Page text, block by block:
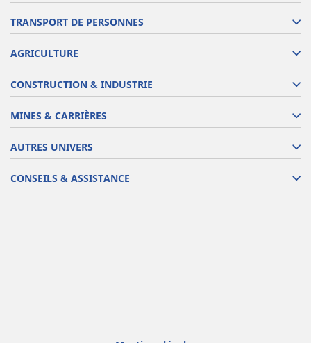
TRANSPORT DE PERSONNES
AGRICULTURE
CONSTRUCTION & INDUSTRIE
MINES & CARRIÈRES
AUTRES UNIVERS
CONSEILS & ASSISTANCE